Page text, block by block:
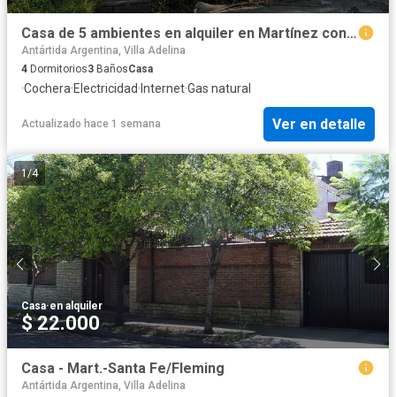
Casa de 5 ambientes en alquiler en Martínez con jardín, pileta y quincho
Antártida Argentina, Villa Adelina
4 Dormitorios3 BañosCasa
·Cochera·Electricidad·Internet·Gas natural
Actualizado hace 1 semana Ver en detalle
1/4
Casa·en alquiler
$ 22.000
Casa - Mart.-Santa Fe/Fleming
Antártida Argentina, Villa Adelina